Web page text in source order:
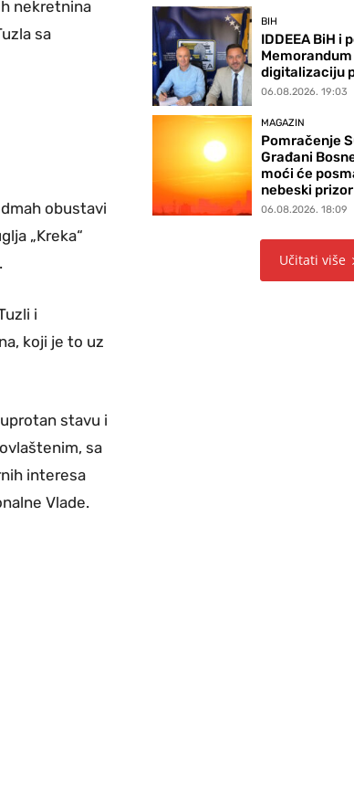
nekretnina
sa
obustavi
„Kreka“
i
koji je to uz
stavu i
sa
interesa
Vlade.
BIH
IDDEEA BiH i
digitalizaciju
06.08.2026. 19:03
MAGAZIN
Pomračenje
Građani
moći će
nebeski prizor
06.08.2026. 18:09
Učitati više